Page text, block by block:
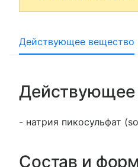
Действующее вещество
Действующее
- натрия пикосульфат
Состав и